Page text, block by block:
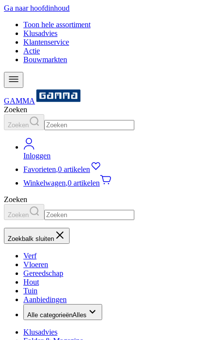
Ga naar hoofdinhoud
Toon hele assortiment
Klusadvies
Klantenservice
Actie
Bouwmarkten
GAMMA
Zoeken
Zoeken
Inloggen
Favorieten,0 artikelen
Winkelwagen,0 artikelen
Zoeken
Zoeken
Zoekbalk sluiten
Verf
Vloeren
Gereedschap
Hout
Tuin
Aanbiedingen
Alle categorieënAlles
Klusadvies